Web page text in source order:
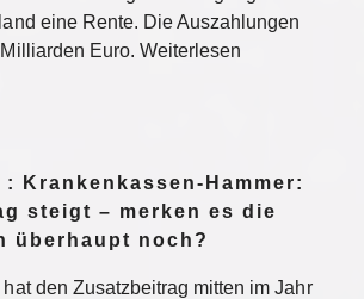
eine Rente. Die Auszahlungen
Euro. Weiterlesen
: Krankenkassen-Hammer:
steigt – merken es die
überhaupt noch?
den Zusatzbeitrag mitten im Jahr